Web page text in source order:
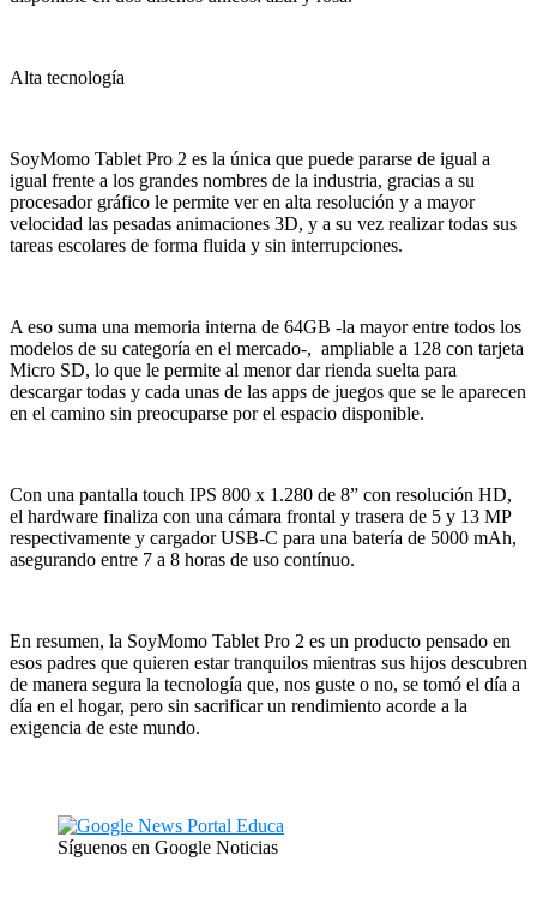
Alta tecnología
SoyMomo Tablet Pro 2 es la única que puede pararse de igual a
igual frente a los grandes nombres de la industria, gracias a su
procesador gráfico le permite ver en alta resolución y a mayor
velocidad las pesadas animaciones 3D, y a su vez realizar todas sus
tareas escolares de forma fluida y sin interrupciones.
A eso suma una memoria interna de 64GB -la mayor entre todos los
modelos de su categoría en el mercado-, ampliable a 128 con tarjeta
Micro SD, lo que le permite al menor dar rienda suelta para
descargar todas y cada unas de las apps de juegos que se le aparecen
en el camino sin preocuparse por el espacio disponible.
Con una pantalla touch IPS 800 x 1.280 de 8” con resolución HD,
el hardware finaliza con una cámara frontal y trasera de 5 y 13 MP
respectivamente y cargador USB-C para una batería de 5000 mAh,
asegurando entre 7 a 8 horas de uso contínuo.
En resumen, la SoyMomo Tablet Pro 2 es un producto pensado en
esos padres que quieren estar tranquilos mientras sus hijos descubren
de manera segura la tecnología que, nos guste o no, se tomó el día a
día en el hogar, pero sin sacrificar un rendimiento acorde a la
exigencia de este mundo.
Síguenos en Google Noticias